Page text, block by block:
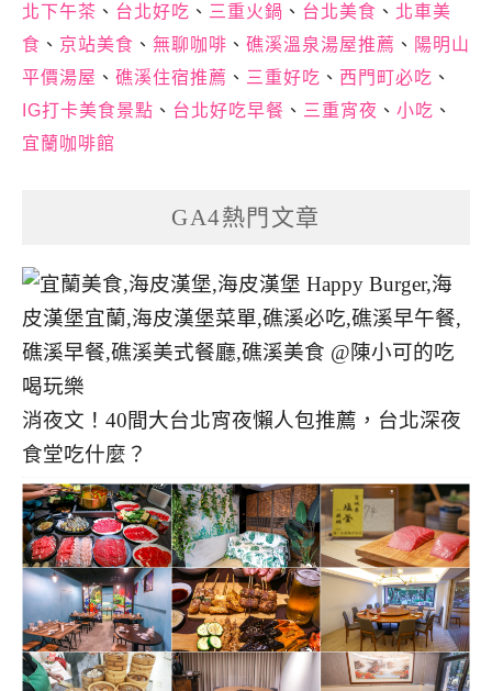
北下午茶 、 台北好吃 、 三重火鍋 、 台北美食 、 北車美
食 、 京站美食 、 無聊咖啡 、 礁溪溫泉湯屋推薦 、 陽明山
平價湯屋 、 礁溪住宿推薦 、 三重好吃 、 西門町必吃 、
IG打卡美食景點 、 台北好吃早餐 、 三重宵夜 、 小吃 、
宜蘭咖啡館
GA4熱門文章
消夜文！40間大台北宵夜懶人包推薦，台北深夜
食堂吃什麼？